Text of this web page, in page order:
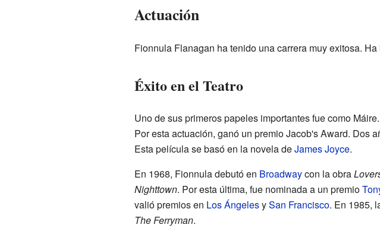
Actuación
Fionnula Flanagan ha tenido una carrera muy exitosa.
Éxito en el Teatro
Uno de sus primeros papeles importantes fue como
Por esta actuación, ganó un premio Jacob's Award. Dos
Esta película se basó en la novela deJames Joyce.
En 1968, Fionnula debutó en Broadwaycon la obra
Nighttown. Por esta última, fue nominada a un premio
valió premios en Los ÁngelesySan Francisco. En 1985,
The Ferryman.